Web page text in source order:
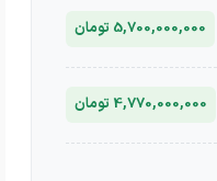
5,700,000,000 تومان
4,770,000,000 تومان